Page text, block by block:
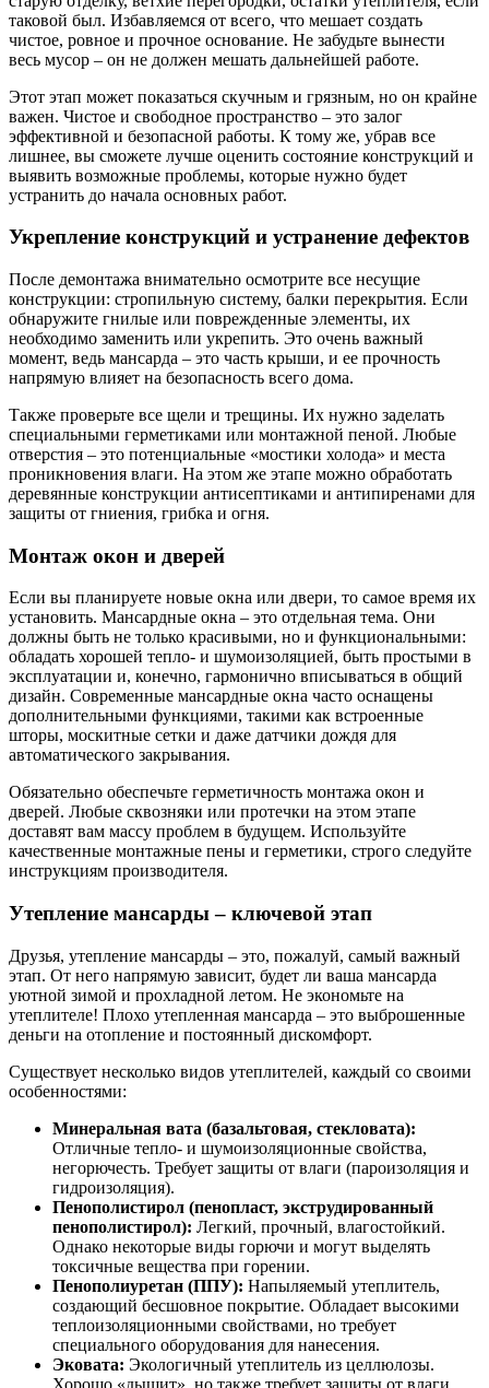
таковой был. Избавляемся от всего, что мешает создать
чистое, ровное и прочное основание. Не забудьте вынести
весь мусор – он не должен мешать дальнейшей работе.
Этот этап может показаться скучным и грязным, но он крайне
важен. Чистое и свободное пространство – это залог
эффективной и безопасной работы. К тому же, убрав все
лишнее, вы сможете лучше оценить состояние конструкций и
выявить возможные проблемы, которые нужно будет
устранить до начала основных работ.
Укрепление конструкций и устранение дефектов
После демонтажа внимательно осмотрите все несущие
конструкции: стропильную систему, балки перекрытия. Если
обнаружите гнилые или поврежденные элементы, их
необходимо заменить или укрепить. Это очень важный
момент, ведь мансарда – это часть крыши, и ее прочность
напрямую влияет на безопасность всего дома.
Также проверьте все щели и трещины. Их нужно заделать
специальными герметиками или монтажной пеной. Любые
отверстия – это потенциальные «мостики холода» и места
проникновения влаги. На этом же этапе можно обработать
деревянные конструкции антисептиками и антипиренами для
защиты от гниения, грибка и огня.
Монтаж окон и дверей
Если вы планируете новые окна или двери, то самое время их
установить. Мансардные окна – это отдельная тема. Они
должны быть не только красивыми, но и функциональными:
обладать хорошей тепло- и шумоизоляцией, быть простыми в
эксплуатации и, конечно, гармонично вписываться в общий
дизайн. Современные мансардные окна часто оснащены
дополнительными функциями, такими как встроенные
шторы, москитные сетки и даже датчики дождя для
автоматического закрывания.
Обязательно обеспечьте герметичность монтажа окон и
дверей. Любые сквозняки или протечки на этом этапе
доставят вам массу проблем в будущем. Используйте
качественные монтажные пены и герметики, строго следуйте
инструкциям производителя.
Утепление мансарды – ключевой этап
Друзья, утепление мансарды – это, пожалуй, самый важный
этап. От него напрямую зависит, будет ли ваша мансарда
уютной зимой и прохладной летом. Не экономьте на
утеплителе! Плохо утепленная мансарда – это выброшенные
деньги на отопление и постоянный дискомфорт.
Существует несколько видов утеплителей, каждый со своими
особенностями:
Минеральная вата (базальтовая, стекловата):
Отличные тепло- и шумоизоляционные свойства,
негорючесть. Требует защиты от влаги (пароизоляция и
гидроизоляция).
Пенополистирол (пенопласт, экструдированный
пенополистирол): Легкий, прочный, влагостойкий.
Однако некоторые виды горючи и могут выделять
токсичные вещества при горении.
Пенополиуретан (ППУ): Напыляемый утеплитель,
создающий бесшовное покрытие. Обладает высокими
теплоизоляционными свойствами, но требует
специального оборудования для нанесения.
Эковата: Экологичный утеплитель из целлюлозы.
Хорошо «дышит», но также требует защиты от влаги.